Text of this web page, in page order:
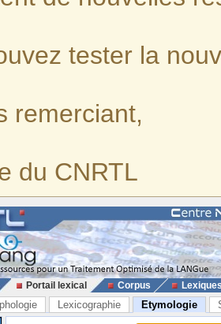
tester la
remerciant,
du CNRTL
Portail lexical Corpus
Lexicographie Etymologie